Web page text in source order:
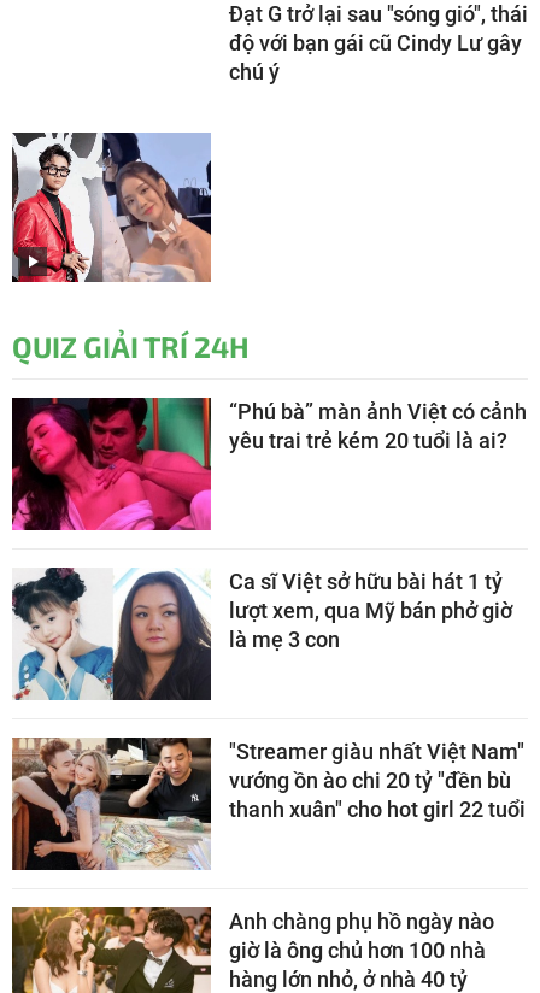
Đạt G trở lại sau "sóng gió", thái
độ với bạn gái cũ Cindy Lư gây
chú ý
QUIZ GIẢI TRÍ 24H
“Phú bà” màn ảnh Việt có cảnh
yêu trai trẻ kém 20 tuổi là ai?
Ca sĩ Việt sở hữu bài hát 1 tỷ
lượt xem, qua Mỹ bán phở giờ
là mẹ 3 con
"Streamer giàu nhất Việt Nam"
vướng ồn ào chi 20 tỷ "đền bù
thanh xuân" cho hot girl 22 tuổi
Anh chàng phụ hồ ngày nào
giờ là ông chủ hơn 100 nhà
hàng lớn nhỏ, ở nhà 40 tỷ